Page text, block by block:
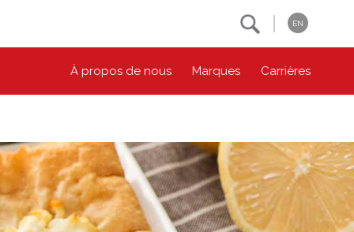
EN
À propos de nous Marques Carrières
Environnement
Bien-être des animaux
Contactez-nous
Location